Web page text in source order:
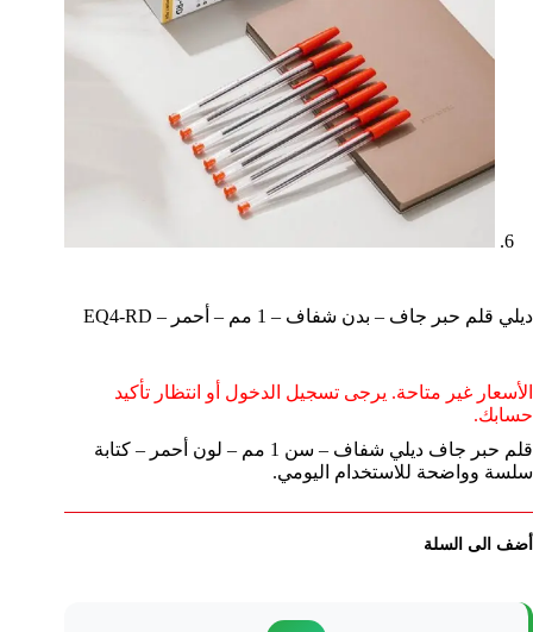
ديلي قلم حبر جاف – بدن شفاف – 1 مم – أحمر – EQ4-RD
الأسعار غير متاحة. يرجى تسجيل الدخول أو انتظار تأكيد
حسابك.
قلم حبر جاف ديلي شفاف – سن 1 مم – لون أحمر – كتابة
سلسة وواضحة للاستخدام اليومي.
أضف الى السلة